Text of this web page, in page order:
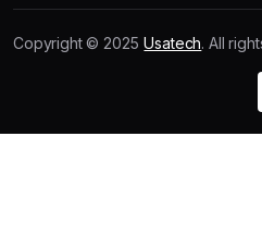
Copyright © 2025 Usatech. All